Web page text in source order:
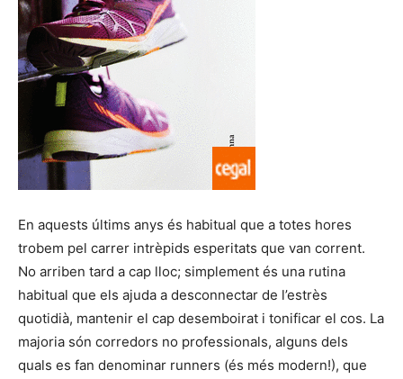
En aquests últims anys és habitual que a totes hores
trobem pel carrer intrèpids esperitats que van corrent.
No arriben tard a cap lloc; simplement és una rutina
habitual que els ajuda a desconnectar de l’estrès
quotidià, mantenir el cap desemboirat i tonificar el cos. La
majoria són corredors no professionals, alguns dels
quals es fan denominar runners (és més modern!), que